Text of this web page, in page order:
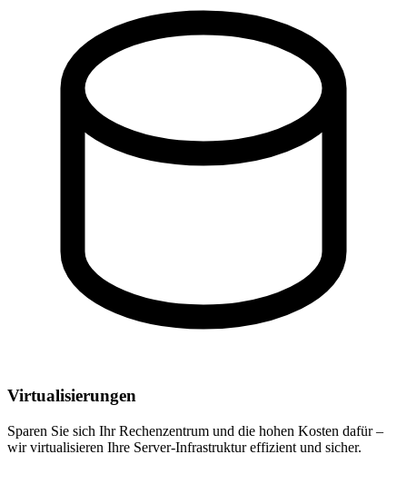
Virtualisierungen
Sparen Sie sich Ihr Rechenzentrum und die hohen Kosten dafür –
wir virtualisieren Ihre Server-Infrastruktur effizient und sicher.